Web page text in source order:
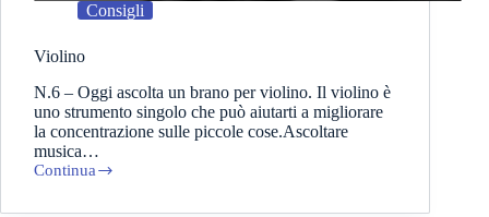
Consigli
Violino
N.6 – Oggi ascolta un brano per violino. Il violino è
uno strumento singolo che può aiutarti a migliorare
la concentrazione sulle piccole cose.Ascoltare
musica…
Continua
Violino